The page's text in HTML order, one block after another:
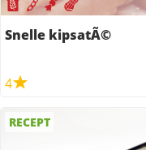
Snelle kipsatÃ©
4
RECEPT